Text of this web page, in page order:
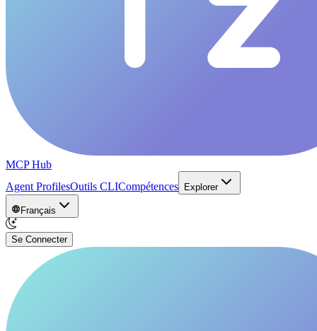
MCP Hub
Agent ProfilesOutils CLICompétences Explorer
Français
Se Connecter